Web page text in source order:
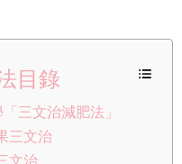
目錄
三文治減肥法」
三文治
文治